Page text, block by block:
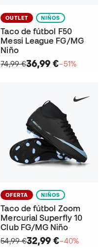
OUTLET NIÑOS
Taco de fútbol F50
Messi League FG/MG
Niño
74,99 €36,99 €−51%
OFERTA NIÑOS
Taco de fútbol Zoom
Mercurial Superfly 10
Club FG/MG Niño
54,99 €32,99 €−40%